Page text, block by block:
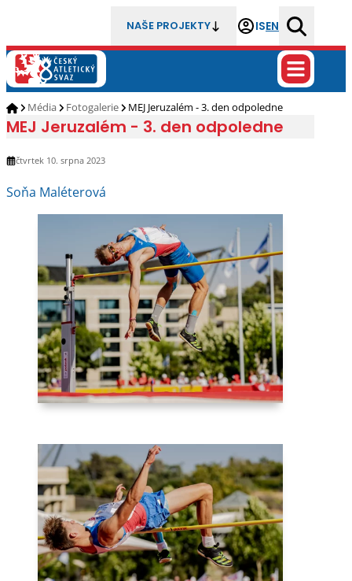
NAŠE PROJEKTY ISEN
Média Fotogalerie MEJ Jeruzalém - 3. den odpoledne
MEJ Jeruzalém - 3. den odpoledne
čtvrtek 10. srpna 2023
Soňa Maléterová